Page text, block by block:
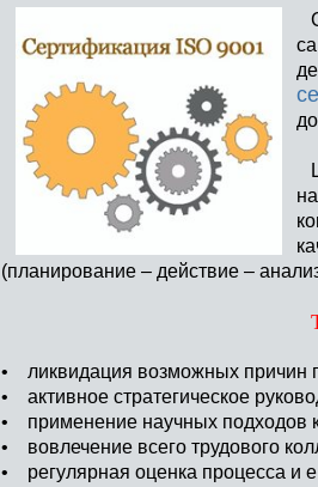
(планирование – действие –
• ликвидация возможных причин
• активное стратегическое
• применение научных подходов
• вовлечение всего трудового
• регулярная оценка процесса и